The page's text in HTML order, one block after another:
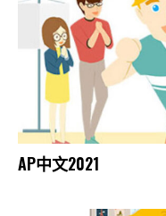
AP中文2021